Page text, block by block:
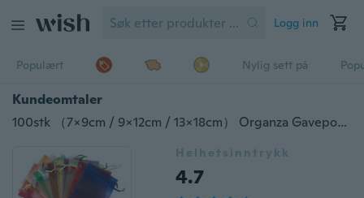
Logg inn
Populært Nylig sett på
Kundeomtaler
100stk （7x9cm / 9x12cm / 13x18cm） Organza Gaveposer Smykker Godteri Bag Bryllup favoriserer Poser Mesh Gave poser
Helhetsinntrykk
4.7